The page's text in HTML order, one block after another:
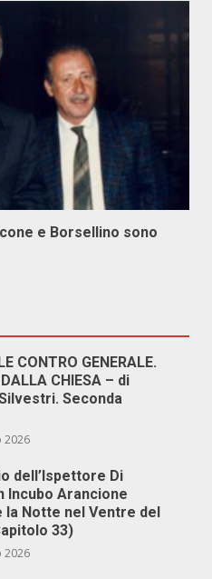
e Borsellino sono
CONTRO GENERALE.
CHIESA – di
Seconda
2026
dell’Ispettore Di
Incubo Arancione
la Notte nel Ventre del
33)
2026